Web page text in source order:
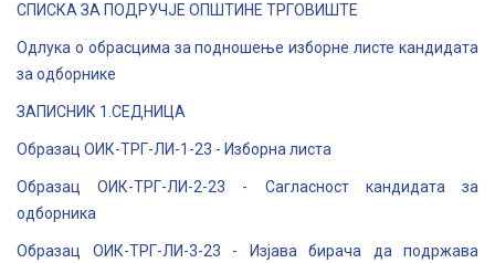
СПИСКА ЗА ПОДРУЧЈЕ ОПШТИНЕ ТРГОВИШТЕ
Oдлука о обрасцима за подношење изборне листе кандидата
за одборнике
ЗАПИСНИК 1.СЕДНИЦА
Образац ОИК-ТРГ-ЛИ-1-23 - Изборна листа
Образац ОИК-ТРГ-ЛИ-2-23 - Сагласност кандидата за
одборника
Образац ОИК-ТРГ-ЛИ-3-23 - Изјава бирача да подржава